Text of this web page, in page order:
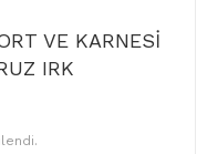
VE KARNESİ
IRK